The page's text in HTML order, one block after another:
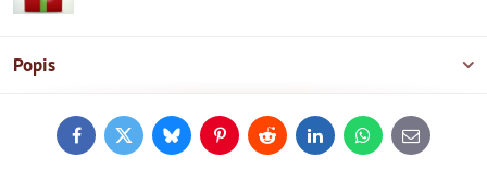
Popis
FacebookTwitterBlueskyPinterestReddit LinkedInWhatsApp
E-
mail